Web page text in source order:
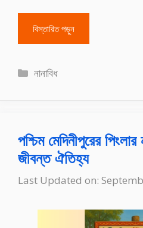
বিস্তারিত পড়ুন
Categories
নানাবিধ
পশ্চিম মেদিনীপুরের
জীবন্ত ঐতিহ্য
Last Updated on: